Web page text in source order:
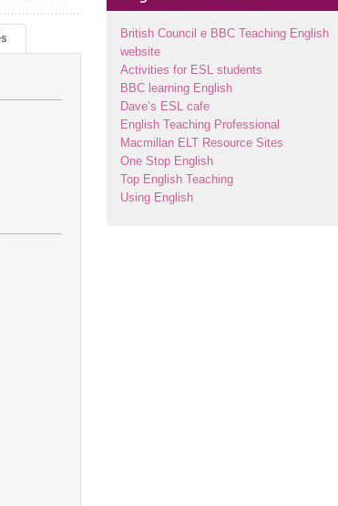
British Council e BBC Teaching English
website
Activities for ESL students
BBC learning English
Dave’s ESL cafe
English Teaching Professional
Macmillan ELT Resource Sites
One Stop English
Top English Teaching
Using English